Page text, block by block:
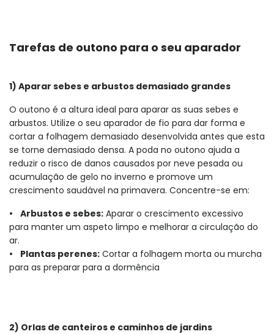
Tarefas de outono para o seu aparador
1) Aparar sebes e arbustos demasiado grandes
O outono é a altura ideal para aparar as suas sebes e
arbustos. Utilize o seu aparador de fio para dar forma e
cortar a folhagem demasiado desenvolvida antes que esta
se torne demasiado densa. A poda no outono ajuda a
reduzir o risco de danos causados por neve pesada ou
acumulação de gelo no inverno e promove um
crescimento saudável na primavera. Concentre-se em:
• Arbustos e sebes: Aparar o crescimento excessivo
para manter um aspeto limpo e melhorar a circulação do
ar.
• Plantas perenes: Cortar a folhagem morta ou murcha
para as preparar para a dormência
2) Orlas de canteiros e caminhos de jardins